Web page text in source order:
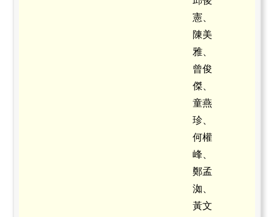
憲、
陳美
雅、
曾俊
傑、
童燕
珍、
何權
峰、
鄭孟
洳、
黃文